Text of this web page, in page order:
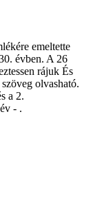
emeltette
évben. A 26
rájuk És
olvasható.
a 2.
- .